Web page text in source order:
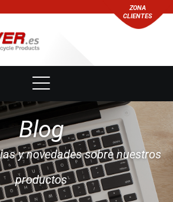
ZONA
CLIENTES
Blog
y novedades sobre nuestros
productos